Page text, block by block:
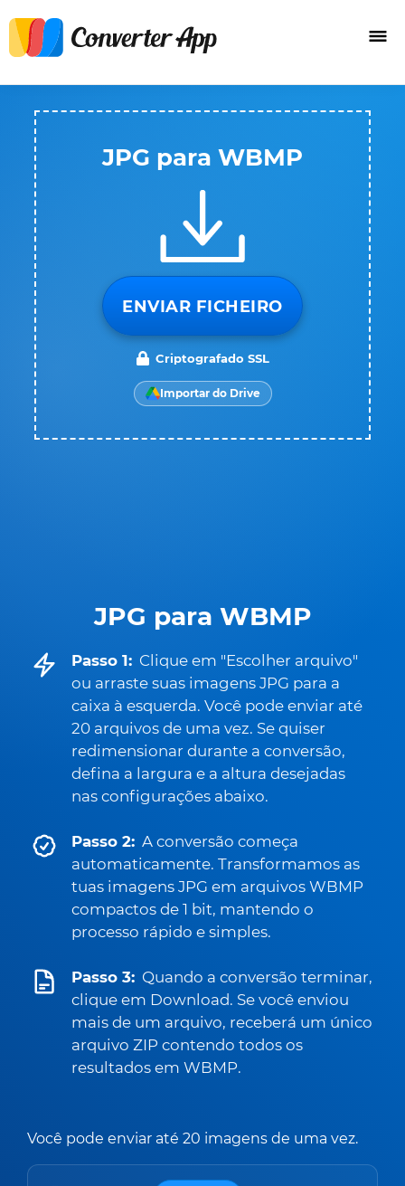
JPG para WBMP
Passo 1: Clique em "Escolher arquivo"
ou arraste suas imagens JPG para a
caixa à esquerda. Você pode enviar até
20 arquivos de uma vez. Se quiser
redimensionar durante a conversão,
defina a largura e a altura desejadas
nas configurações abaixo.
Passo 2: A conversão começa
automaticamente. Transformamos as
tuas imagens JPG em arquivos WBMP
compactos de 1 bit, mantendo o
processo rápido e simples.
Passo 3: Quando a conversão terminar,
clique em Download. Se você enviou
mais de um arquivo, receberá um único
arquivo ZIP contendo todos os
resultados em WBMP.
Você pode enviar até 20 imagens de uma vez.
JPG para WBMP
ENVIAR FICHEIRO
Criptografado SSL
Importar do Drive